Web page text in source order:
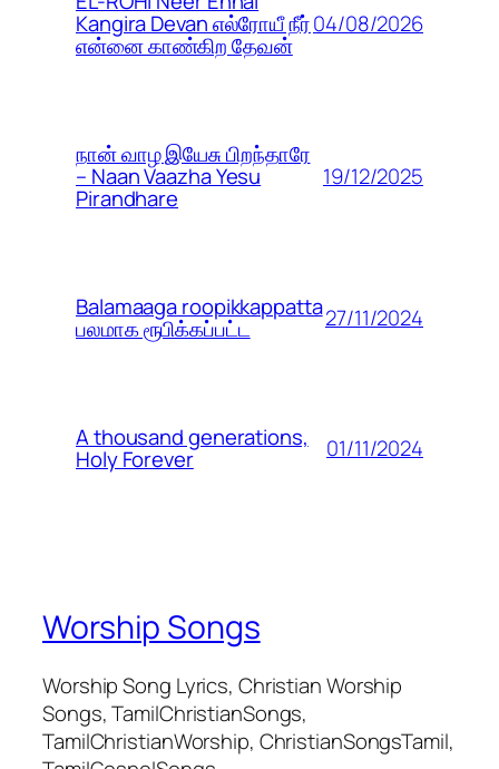
Kangira Devan எல்ரோயீ நீர்
என்னை காண்கிற தேவன்
04/08/2026
நான் வாழ இயேசு பிறந்தாரே
– Naan Vaazha Yesu
Pirandhare
19/12/2025
Balamaaga roopikkappatta
பலமாக ரூபிக்கப்பட்ட 27/11/2024
A thousand generations,
Holy Forever 01/11/2024
Worship Songs
Worship Song Lyrics, Christian Worship
Songs, TamilChristianSongs,
TamilChristianWorship, ChristianSongsTamil,